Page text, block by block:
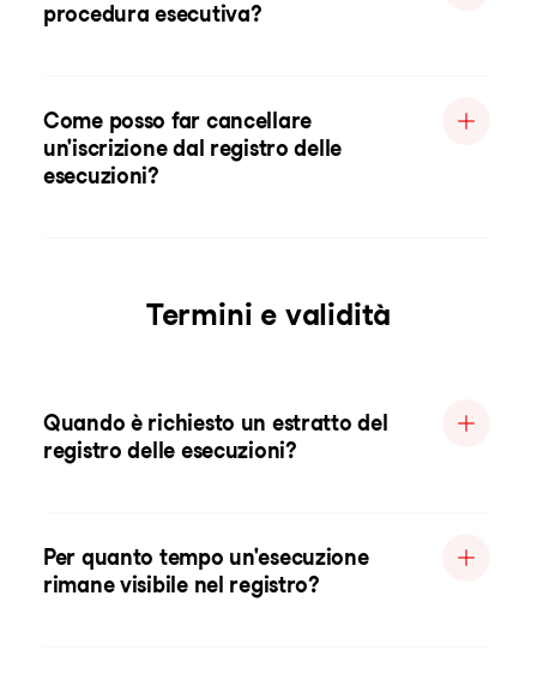
procedura esecutiva?
Come posso far cancellare
un'iscrizione dal registro delle
esecuzioni?
Termini e validità
Quando è richiesto un estratto del
registro delle esecuzioni?
Per quanto tempo un'esecuzione
rimane visibile nel registro?